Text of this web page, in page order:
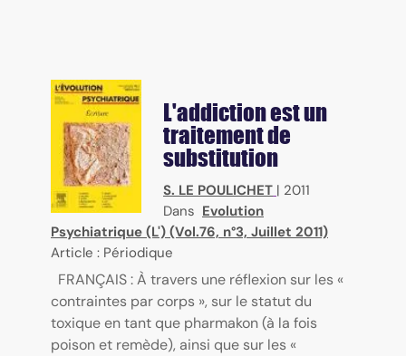
L'addiction est un
traitement de
substitution
S. LE POULICHET | 2011
Dans Evolution
Psychiatrique (L') (Vol.76, n°3, Juillet 2011)
Article : Périodique
FRANÇAIS : À travers une réflexion sur les «
contraintes par corps », sur le statut du
toxique en tant que pharmakon (à la fois
poison et remède), ainsi que sur les «